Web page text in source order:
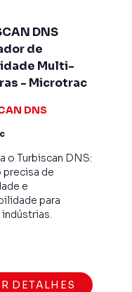
DNS
de
Multi-
- Microtrac
DNS
o Turbiscan DNS:
precisa de
e
para
DETALHES